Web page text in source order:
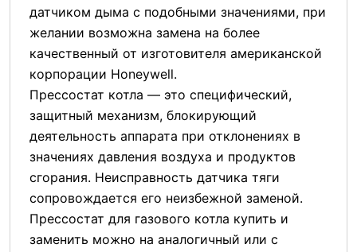
датчиком дыма с подобными значениями, при
желании возможна замена на более
качественный от изготовителя американской
корпорации Honeywell.
Прессостат котла — это специфический,
защитный механизм, блокирующий
деятельность аппарата при отклонениях в
значениях давления воздуха и продуктов
сгорания. Неисправность датчика тяги
сопровождается его неизбежной заменой.
Прессостат для газового котла купить и
заменить можно на аналогичный или с